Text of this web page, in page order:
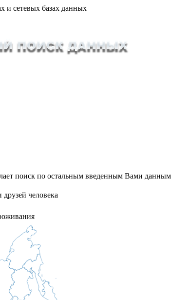
и сетевых базах данных
поиск по остальным введенным Вами
человека